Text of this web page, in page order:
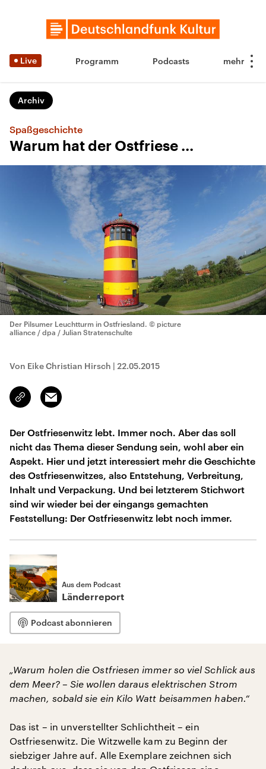
Live Programm Podcasts
Archiv
Spaßgeschichte
Warum hat der Ostfriese ...
Der Pilsumer Leuchtturm in Ostfriesland. © picture
alliance / dpa / Julian Stratenschulte
Von Eike Christian Hirsch | 22.05.2015
Link
kopieren/teilen
Email
Der Ostfriesenwitz lebt. Immer noch. Aber das soll
nicht das Thema dieser Sendung sein, wohl aber ein
Aspekt. Hier und jetzt interessiert mehr die Geschichte
des Ostfriesenwitzes, also Entstehung, Verbreitung,
Inhalt und Verpackung. Und bei letzterem Stichwort
sind wir wieder bei der eingangs gemachten
Feststellung: Der Ostfriesenwitz lebt noch immer.
Aus dem Podcast
Länderreport
Podcast abonnieren
„Warum holen die Ostfriesen immer so viel Schlick aus
dem Meer? – Sie wollen daraus elektrischen Strom
machen, sobald sie ein Kilo Watt beisammen haben.“
Das ist – in unverstellter Schlichtheit – ein
Ostfriesenwitz. Die Witzwelle kam zu Beginn der
siebziger Jahre auf. Alle Exemplare zeichnen sich